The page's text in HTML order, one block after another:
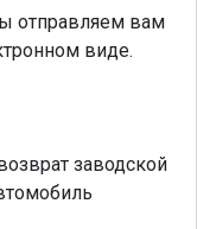
отправляем вам
виде.
заводской